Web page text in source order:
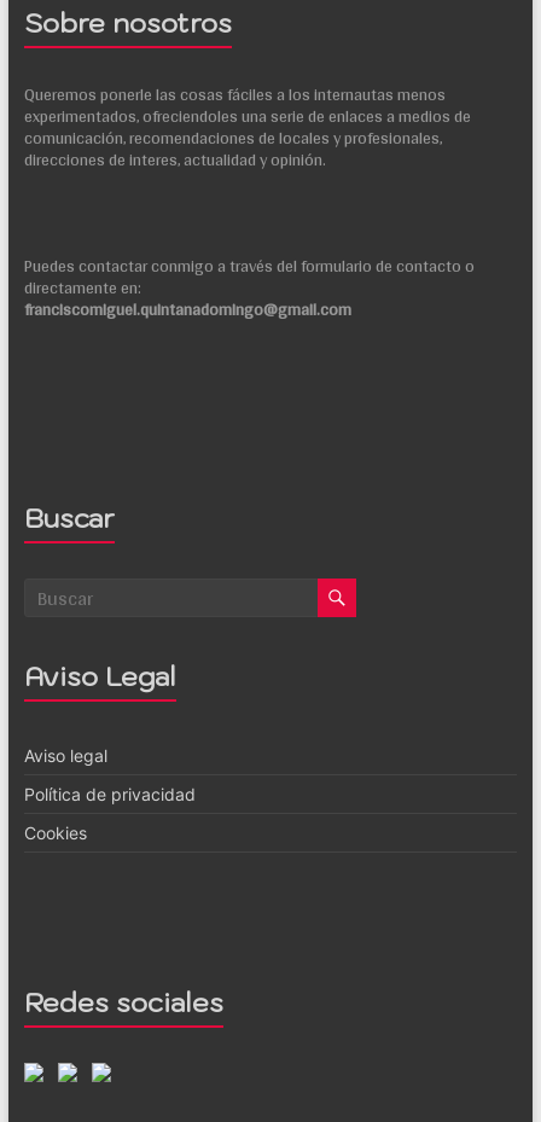
Sobre nosotros
Queremos ponerle las cosas fáciles a los internautas menos
experimentados, ofreciendoles una serie de enlaces a medios de
comunicación, recomendaciones de locales y profesionales,
direcciones de interes, actualidad y opinión.
Puedes contactar conmigo a través del formulario de contacto o
directamente en:
franciscomiguel.quintanadomingo@gmail.com
Buscar
Aviso Legal
Aviso legal
Política de privacidad
Cookies
Redes sociales